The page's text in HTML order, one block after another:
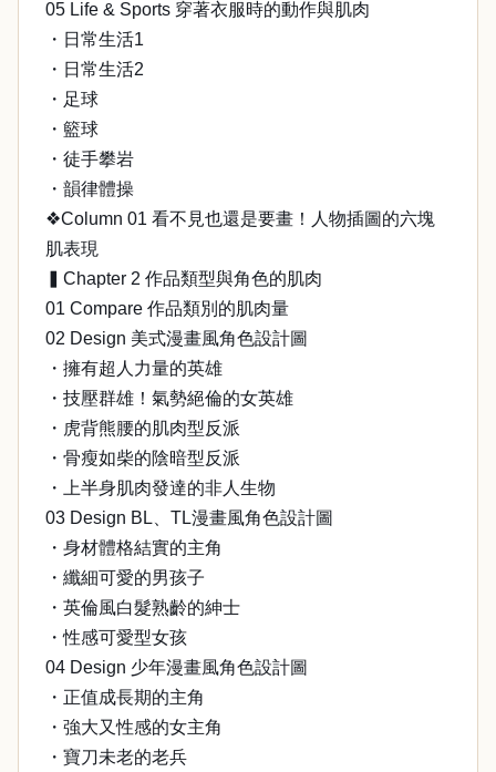
05 Life & Sports 穿著衣服時的動作與肌肉
・日常生活1
・日常生活2
・足球
・籃球
・徒手攀岩
・韻律體操
❖Column 01 看不見也還是要畫！人物插圖的六塊
肌表現
▍Chapter 2 作品類型與角色的肌肉
01 Compare 作品類別的肌肉量
02 Design 美式漫畫風角色設計圖
・擁有超人力量的英雄
・技壓群雄！氣勢絕倫的女英雄
・虎背熊腰的肌肉型反派
・骨瘦如柴的陰暗型反派
・上半身肌肉發達的非人生物
03 Design BL、TL漫畫風角色設計圖
・身材體格結實的主角
・纖細可愛的男孩子
・英倫風白髮熟齡的紳士
・性感可愛型女孩
04 Design 少年漫畫風角色設計圖
・正值成長期的主角
・強大又性感的女主角
・寶刀未老的老兵